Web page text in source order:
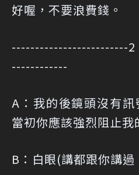
好喔，不要浪費錢。
-------------------------
------------
A：我的後鏡頭沒有訊
當初你應該強烈阻止我
B：白眼(講都跟你講